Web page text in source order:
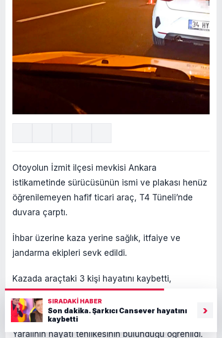
Otoyolun İzmit ilçesi mevkisi Ankara
istikametinde sürücüsünün ismi ve plakası henüz
öğrenilemeyen hafif ticari araç, T4 Tüneli’nde
duvara çarptı.
İhbar üzerine kaza yerine sağlık, itfaiye ve
jandarma ekipleri sevk edildi.
Kazada araçtaki 3 kişi hayatını kaybetti,
yaralanan 1 kişi sağlık ekiplerinin müdahalesinin
ardından hastaneye kaldırıldı.
Yaralının hayati tehlikesinin bulunduğu öğrenildi.
SIRADAKI HABER
Son dakika. Şarkıcı Cansever hayatını
kaybetti
›